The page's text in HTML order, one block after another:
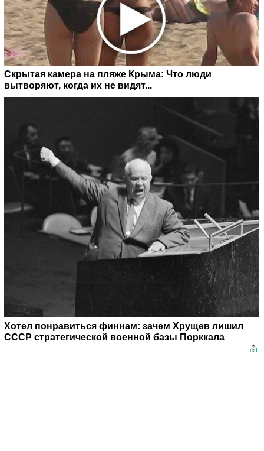
Скрытая камера на пляже Крыма: Что люди
вытворяют, когда их не видят...
Хотел понравиться финнам: зачем Хрущев лишил
СССР стратегической военной базы Порккала